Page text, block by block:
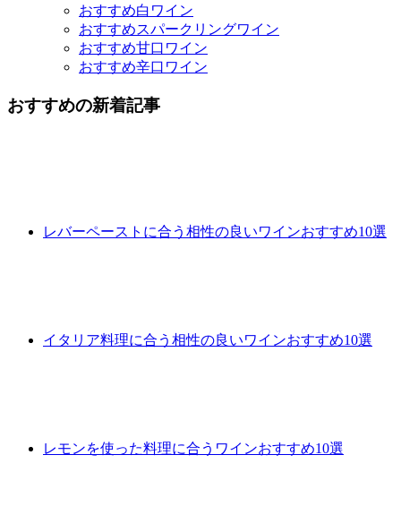
おすすめ白ワイン
おすすめスパークリングワイン
おすすめ甘口ワイン
おすすめ辛口ワイン
おすすめの新着記事
レバーペーストに合う相性の良いワインおすすめ10選
イタリア料理に合う相性の良いワインおすすめ10選
レモンを使った料理に合うワインおすすめ10選